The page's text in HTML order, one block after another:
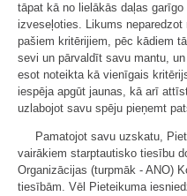
tāpat kā no lielākās daļas
izveseļoties. Likums
pašiem kritērijiem, pēc kādiem
sevi un pārvaldīt savu mantu,
esot noteikta kā vienīgais
iespēja apgūt jaunas, kā arī
uzlabojot savu spēju pieņemt
Pamatojot savu uzskatu,
vairākiem starptautisko tiesību
Organizācijas (turpmāk - ANO)
tiesībām. Vēl Pieteikuma